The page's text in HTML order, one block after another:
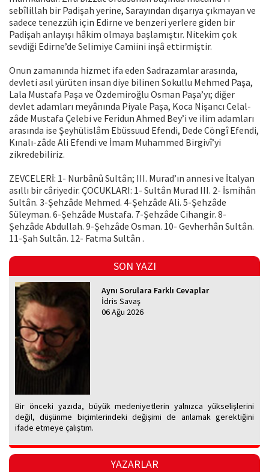
sebîlillah bir Padişah yerine, Sarayından dışarıya çıkmayan ve
sadece tenezzüh için Edirne ve benzeri yerlere giden bir
Padişah anlayışı hâkim olmaya başlamıştır. Nitekim çok
sevdiği Edirne’de Selimiye Camiini inşâ ettirmiştir.
Onun zamanında hizmet ifa eden Sadrazamlar arasında,
devleti asıl yürüten insan diye bilinen Sokullu Mehmed Paşa,
Lala Mustafa Paşa ve Özdemiroğlu Osman Paşa’yı; diğer
devlet adamları meyânında Piyale Paşa, Koca Nişancı Celal-
zâde Mustafa Çelebi ve Feridun Ahmed Bey’i ve ilim adamları
arasında ise Şeyhülislâm Ebüssuud Efendi, Dede Cöngî Efendi,
Kınalı-zâde Ali Efendi ve İmam Muhammed Birgivî’yi
zikredebiliriz.
ZEVCELERİ: 1- Nurbânû Sultân; III. Murad’ın annesi ve İtalyan
asıllı bir câriyedir. ÇOCUKLARI: 1- Sultân Murad III. 2- İsmihân
Sultân. 3-Şehzâde Mehmed. 4-Şehzâde Ali. 5-Şehzâde
Süleyman. 6-Şehzâde Mustafa. 7-Şehzâde Cihangir. 8-
Şehzâde Abdullah. 9-Şehzâde Osman. 10- Gevherhân Sultân.
11-Şah Sultân. 12- Fatma Sultân .
SON YAZI
Aynı Sorulara Farklı Cevaplar
İdris Savaş
06 Ağu 2026
Bir önceki yazıda, büyük medeniyetlerin yalnızca yükselişlerini
değil, düşünme biçimlerindeki değişimi de anlamak gerektiğini
ifade etmeye çalıştım.
YAZARLAR